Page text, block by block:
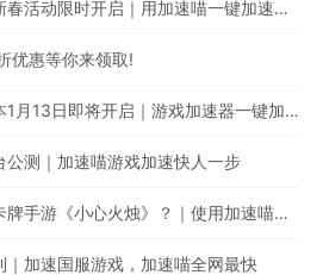
《镇魂街：天生为王》新春活动限时开启｜用加速喵一键加速游戏降低海外玩国服延迟。
优惠等你来领取!
《忘川风华录》新春版本1月13日即将开启｜游戏加速器一键加速提升游戏体验
公测｜加速喵游戏加速快人一步
海外党如何加速策略类卡牌手游《小心火烛》？｜使用加速喵一键智能加速回国
加速国服游戏，加速喵全网最快